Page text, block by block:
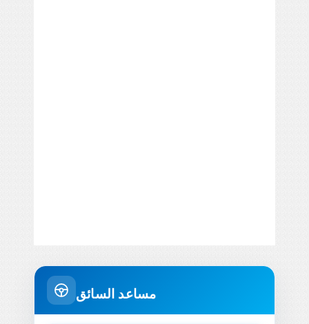
مساعد السائق